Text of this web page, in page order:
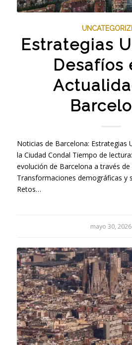
Estrategias
Desafíos
Noticias de Barcelona: Estrategias
la Ciudad Condal Tiempo de
evolución de Barcelona a través de
Transformaciones demográficas y
Retos…
mayo 30, 2026